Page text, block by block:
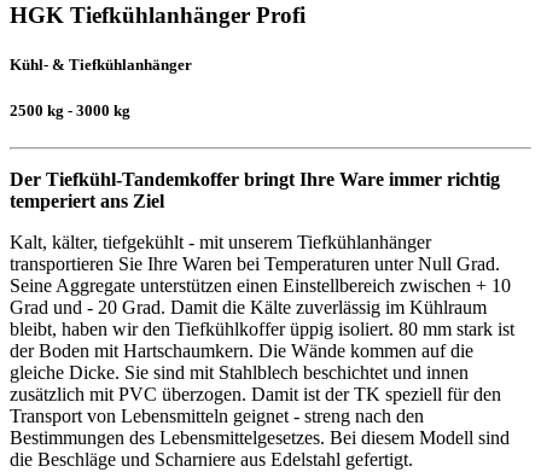
HGK Tiefkühlanhänger Profi
Kühl- & Tiefkühlanhänger
2500 kg - 3000 kg
Der Tiefkühl-Tandemkoffer bringt Ihre Ware immer richtig
temperiert ans Ziel
Kalt, kälter, tiefgekühlt - mit unserem Tiefkühlanhänger
transportieren Sie Ihre Waren bei Temperaturen unter Null Grad.
Seine Aggregate unterstützen einen Einstellbereich zwischen + 10
Grad und - 20 Grad. Damit die Kälte zuverlässig im Kühlraum
bleibt, haben wir den Tiefkühlkoffer üppig isoliert. 80 mm stark ist
der Boden mit Hartschaumkern. Die Wände kommen auf die
gleiche Dicke. Sie sind mit Stahlblech beschichtet und innen
zusätzlich mit PVC überzogen. Damit ist der TK speziell für den
Transport von Lebensmitteln geignet - streng nach den
Bestimmungen des Lebensmittelgesetzes. Bei diesem Modell sind
die Beschläge und Scharniere aus Edelstahl gefertigt.